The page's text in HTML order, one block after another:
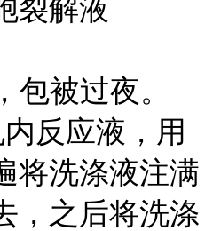
裂解液
，包被过夜。
反应液，用
将洗涤液注满
，之后将洗涤